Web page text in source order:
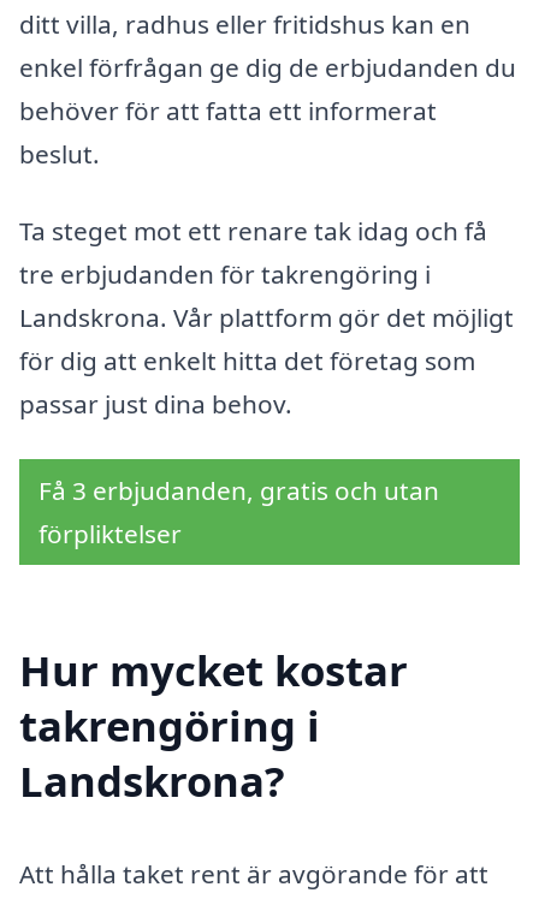
ditt villa, radhus eller fritidshus kan en
enkel förfrågan ge dig de erbjudanden du
behöver för att fatta ett informerat
beslut.
Ta steget mot ett renare tak idag och få
tre erbjudanden för takrengöring i
Landskrona. Vår plattform gör det möjligt
för dig att enkelt hitta det företag som
passar just dina behov.
Få 3 erbjudanden, gratis och utan
förpliktelser
Hur mycket kostar
takrengöring i
Landskrona?
Att hålla taket rent är avgörande för att